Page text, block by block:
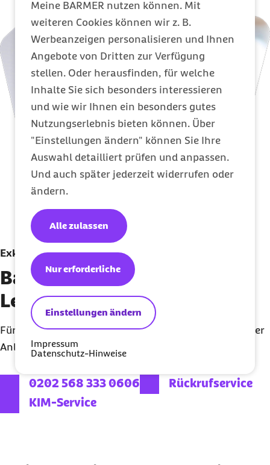
Meine BARMER nutzen können. Mit
weiteren Cookies können wir z. B.
Werbeanzeigen personalisieren und Ihnen
Angebote von Dritten zur Verfügung
stellen. Oder herausfinden, für welche
Inhalte Sie sich besonders interessieren
und wie wir Ihnen ein besonders gutes
Nutzungserlebnis bieten können. Über
"Einstellungen ändern" können Sie Ihre
Auswahl detailliert prüfen und anpassen.
Und auch später jederzeit widerrufen oder
ändern.
Einstellungen ändern
Nur erforderliche
Alle zulassen
Impressum
Datenschutz-Hinweise
Exklusive Beratung
Barmer Telefon für
Leistungserbringer
Für eine fachliche Beratung und schnelle Klärung Ihrer
Anliegen. Bitte halten Sie IK oder Arztnummer bereit.
externer Link:
0202 568 333 0606
Rückrufservice
KIM-Service